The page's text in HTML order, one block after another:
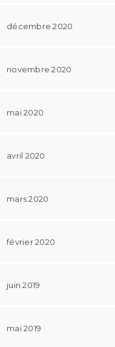
décembre 2020
novembre 2020
mai 2020
avril 2020
mars 2020
février 2020
juin 2019
mai 2019